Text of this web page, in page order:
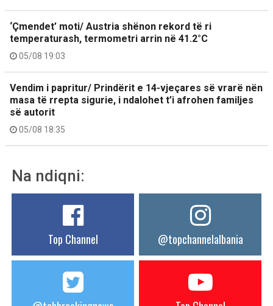
‘Çmendet’ moti/ Austria shënon rekord të ri
temperaturash, termometri arrin në 41.2°C
05/08 19:03
Vendim i papritur/ Prindërit e 14-vjeçares së vrarë nën
masa të rrepta sigurie, i ndalohet t’i afrohen familjes
së autorit
05/08 18:35
Na ndiqni:
Top Channel @topchannelalbania